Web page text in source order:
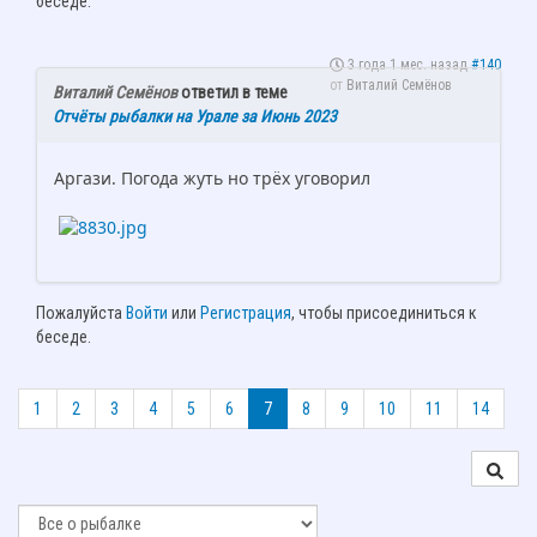
3 года 1 мес. назад #140
от Виталий Семёнов
Виталий Семёновответил в теме
Отчёты рыбалки на Урале за Июнь 2023
Аргази. Погода жуть но трёх уговорил
Пожалуйста Войти или Регистрация, чтобы присоединиться к
беседе.
1 2 3 4 5 6 7 8 9 10 11 14